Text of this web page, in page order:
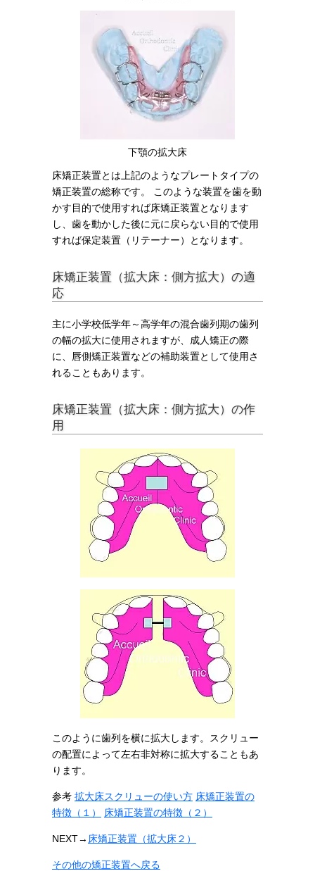
下顎の拡大床
床矯正装置とは上記のようなプレートタイプの
矯正装置の総称です。 このような装置を歯を動
かす目的で使用すれば床矯正装置となります
し、歯を動かした後に元に戻らない目的で使用
すれば保定装置（リテーナー）となります。
床矯正装置（拡大床：側方拡大）の適
応
主に小学校低学年～高学年の混合歯列期の歯列
の幅の拡大に使用されますが、成人矯正の際
に、唇側矯正装置などの補助装置として使用さ
れることもあります。
床矯正装置（拡大床：側方拡大）の作
用
このように歯列を横に拡大します。スクリュー
の配置によって左右非対称に拡大することもあ
ります。
参考 拡大床スクリューの使い方 床矯正装置の
特徴（１）
床矯正装置の特徴（２）
NEXT→ 床矯正装置（拡大床２）
その他の矯正装置へ戻る